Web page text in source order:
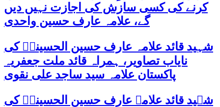
کرنے کی کسی سازش کی اجازت نہیں دیں
گے، علامہ عارف حسین واحدی
شہید قائد علامہ عارف حسین الحسینیؒ کی
نایاب تصاویر، ہمراہ قائد ملت جعفریہ
پاکستان علامہ سید ساجد علی نقوی
شہید قائد علامہ عارف حسین الحسینیؒ کی